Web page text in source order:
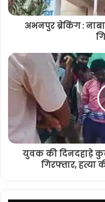
अभनपुर ब्रेकिंग :
युवक की दिनदहाड़े
गिरफ्तार,